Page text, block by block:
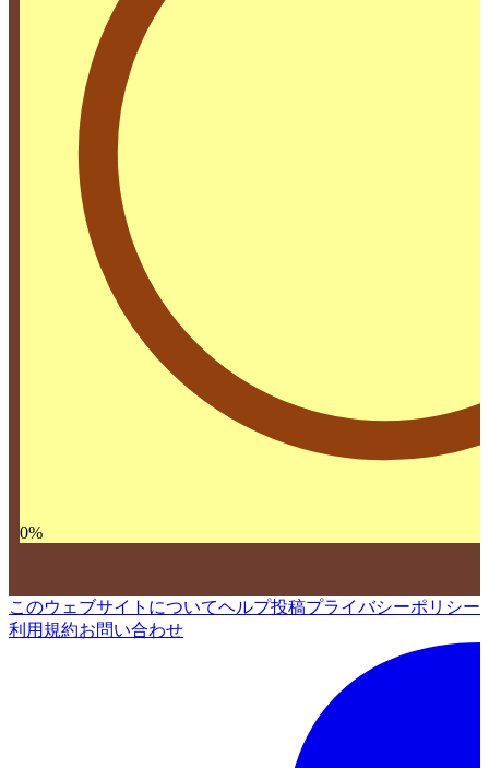
0%
このウェブサイトについてヘルプ投稿プライバシーポリシー
利用規約お問い合わせ